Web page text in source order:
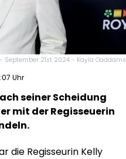
September 21st 2024 - Kayla
Uhr
seiner Scheidung
mit der Regisseuerin
die Regisseurin Kelly